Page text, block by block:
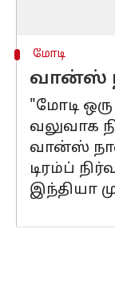
மோடி
வான்ஸ்
"மோடி
வலுவாக
வான்ஸ்
டிரம்ப்
இந்தியா